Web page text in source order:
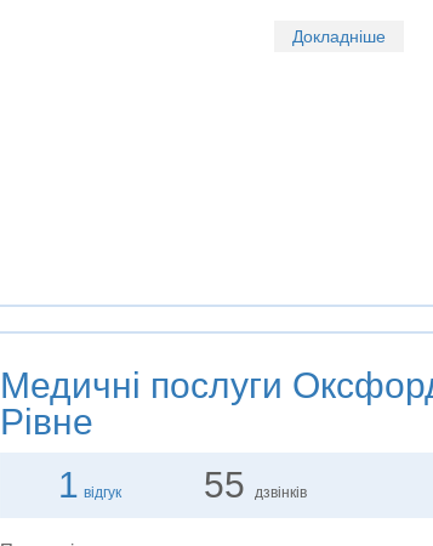
Докладніше
Медичні послуги
Рівне
1 відгук 55 дзвінків